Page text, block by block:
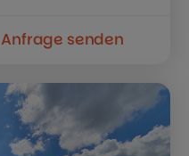
Anfrage senden